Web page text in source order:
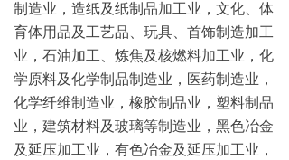
制造业，造纸及纸制品加工业，文化、体
育体用品及工艺品、玩具、首饰制造加工
业，石油加工、炼焦及核燃料加工业，化
学原料及化学制品制造业，医药制造业，
化学纤维制造业，橡胶制品业，塑料制品
业，建筑材料及玻璃等制造业，黑色冶金
及延压加工业，有色冶金及延压加工业，